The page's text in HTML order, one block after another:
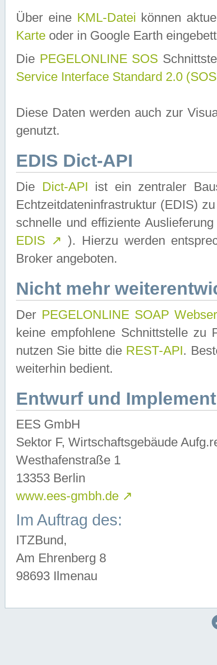
Über eine KML-Datei können
Karte oder in Google Earth
Die PEGELONLINE SOS
Service Interface Standard 2.0
Diese Daten werden auch zur
genutzt.
EDIS Dict-API
Die Dict-API ist ein zentraler
Echtzeitdateninfrastruktur (EDIS)
schnelle und effiziente
EDIS ↗ ). Hierzu werden
Broker angeboten.
Nicht mehr
Der PEGELONLINE SOAP
keine empfohlene Schnittstelle zu
nutzen Sie bitte die REST-API.
weiterhin bedient.
Entwurf und
EES GmbH
Sektor F, Wirtschaftsgebäude
Westhafenstraße 1
13353 Berlin
www.ees-gmbh.de ↗
Im Auftrag des:
ITZBund,
Am Ehrenberg 8
98693 Ilmenau